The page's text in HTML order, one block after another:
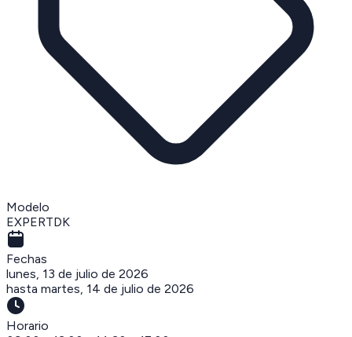
Modelo
EXPERTDK
Fechas
lunes, 13 de julio de 2026
hasta martes, 14 de julio de 2026
Horario